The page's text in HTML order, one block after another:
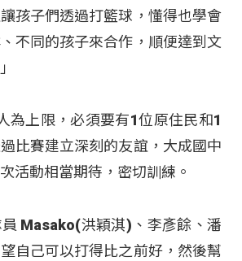
孩子們透過打籃球，懂得也學會
不同的孩子來合作，順便達到文
為上限，必須要有1位原住民和1
比賽建立深刻的友誼，大成國中
活動相當期待，密切訓練。
Masako(洪穎淇)、李彥餘、潘
自己可以打得比之前好，然後幫